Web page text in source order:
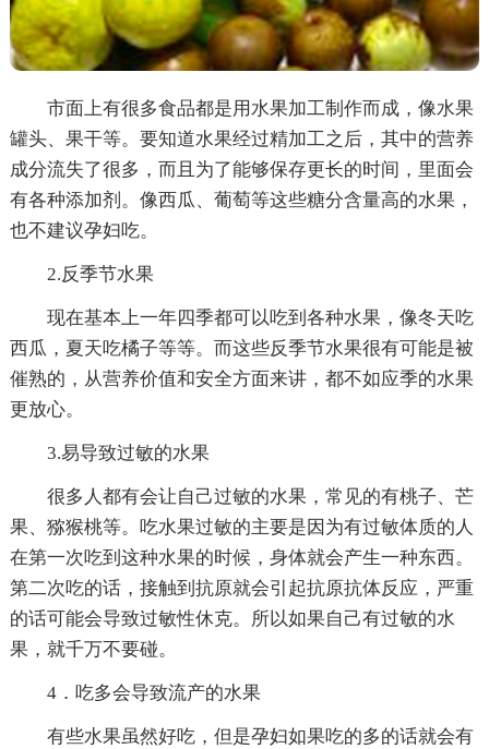
市面上有很多食品都是用水果加工制作而成，像水果
罐头、果干等。要知道水果经过精加工之后，其中的营养
成分流失了很多，而且为了能够保存更长的时间，里面会
有各种添加剂。像西瓜、葡萄等这些糖分含量高的水果，
也不建议孕妇吃。
2.反季节水果
现在基本上一年四季都可以吃到各种水果，像冬天吃
西瓜，夏天吃橘子等等。而这些反季节水果很有可能是被
催熟的，从营养价值和安全方面来讲，都不如应季的水果
更放心。
3.易导致过敏的水果
很多人都有会让自己过敏的水果，常见的有桃子、芒
果、猕猴桃等。吃水果过敏的主要是因为有过敏体质的人
在第一次吃到这种水果的时候，身体就会产生一种东西。
第二次吃的话，接触到抗原就会引起抗原抗体反应，严重
的话可能会导致过敏性休克。所以如果自己有过敏的水
果，就千万不要碰。
4．吃多会导致流产的水果
有些水果虽然好吃，但是孕妇如果吃的多的话就会有